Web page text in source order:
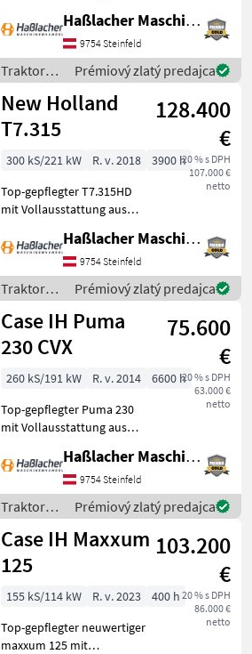
Lohnunternehmer – nur
am eigenen Betrieb
gelaufen. Durchgehend
gewartet, einsatzbereit,
aufbereitet
Haßlacher Maschinenhandel
9754 Steinfeld
Traktory /
Case IH
Prémiový zlatý predajca
New Holland
T7.315
128.400
€
20 % s DPH
107.000 €
netto
300 kS/221 kW R. v. 2018
3900 h
Top-gepflegter T7.315HD
mit Vollausstattung aus
Lohnunternehmer – nur
am eigenen Betrieb
gelaufen. Durchgehend
gewartet, einsatzbereit,
aufbereitet
Haßlacher Maschinenhandel
9754 Steinfeld
Traktory /
New
Holland
Prémiový zlatý predajca
Case IH Puma
230 CVX
75.600
€
20 % s DPH
63.000 €
netto
260 kS/191 kW R. v. 2014
6600 h
Top-gepflegter Puma 230
mit Vollausstattung aus
Lohnunternehmer – nur
am eigenen Betrieb
gelaufen. Durchgehend
gewartet, einsatzbereit,
aufbereitet
Haßlacher Maschinenhandel
9754 Steinfeld
Traktory /
Case IH
Prémiový zlatý predajca
Case IH Maxxum
125
103.200
€
20 % s DPH
86.000 €
netto
155 kS/114 kW R. v. 2023
400 h
Top-gepflegter neuwertiger
maxxum 125 mit